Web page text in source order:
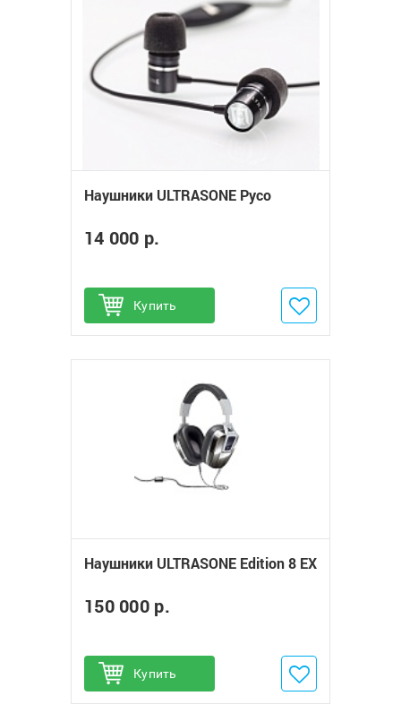
Наушники ULTRASONE Pyco
14 000 р.
Купить
Добавить в избранное
Наушники ULTRASONE Edition 8 EX
150 000 р.
Купить
Добавить в избранное